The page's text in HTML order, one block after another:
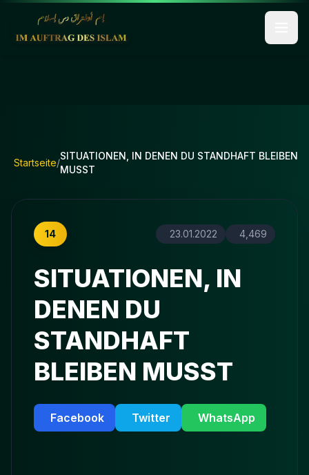
Startseite/
SITUATIONEN, IN DENEN DU STANDHAFT BLEIBEN
MUSST
14 23.01.2022 4,469
SITUATIONEN, IN
DENEN DU
STANDHAFT
BLEIBEN MUSST
Facebook Twitter WhatsApp